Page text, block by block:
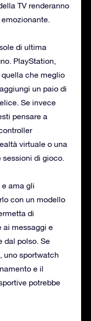
TV renderanno
di ultima
PlayStation,
che meglio
un paio di
Se invece
pensare a
virtuale o una
sessioni di gioco.
ama gli
con un modello
di
ai messaggi e
dal polso. Se
uno sportwatch
e il
potrebbe